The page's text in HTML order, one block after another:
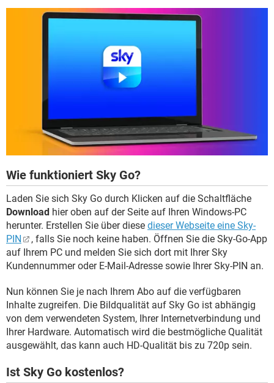
Wie funktioniert Sky Go?
Laden Sie sich Sky Go durch Klicken auf die Schaltfläche
Download hier oben auf der Seite auf Ihren Windows-PC
herunter. Erstellen Sie über diese dieser Webseite eine Sky-
PIN
, falls Sie noch keine haben. Öffnen Sie die Sky-Go-App
auf Ihrem PC und melden Sie sich dort mit Ihrer Sky
Kundennummer oder E-Mail-Adresse sowie Ihrer Sky-PIN an.
Nun können Sie je nach Ihrem Abo auf die verfügbaren
Inhalte zugreifen. Die Bildqualität auf Sky Go ist abhängig
von dem verwendeten System, Ihrer Internetverbindung und
Ihrer Hardware. Automatisch wird die bestmögliche Qualität
ausgewählt, das kann auch HD-Qualität bis zu 720p sein.
Ist Sky Go kostenlos?